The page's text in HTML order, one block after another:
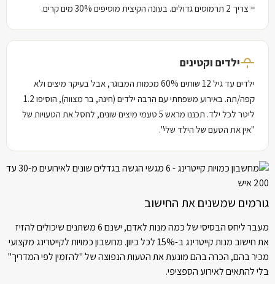
= צריך 2 תרמוסים גדולים. בעונה הקיצית מוסיפים 30% מים קרים.
ילדים וקטינים
ילדים עד גיל 12 שותים 60% מכמות המבוגר, אבל בעיקר מיצים ולא
קפה/תה. באירוע משפחתי עם הרבה ילדים (חינה, בר מצווה), הוסיפו 1.2
ליטר לכל ילד. תכננו מראש 5 טעמי מיצים שונים, לחסל את הטעויות של
"אין את הטעם של הילד שלי".
גורמים שמשנים את החישוב
מעבר ליחס הבסיסי של כמה מנות לאדם, ישנם 6 משתנים שיכולים להזיז
את חישוב מנות קייטרינג ב-15% לכל כיוון. מחשבון כמויות לקייטרינג מקצועי
מכיר בהם, הכרה בהם מונעת את הטעות הנפוצה של "להזמין לפי המדריך"
בלי להתאים לאירוע הספציפי.